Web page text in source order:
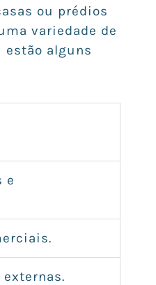
ou prédios
variedade de
estão alguns
e